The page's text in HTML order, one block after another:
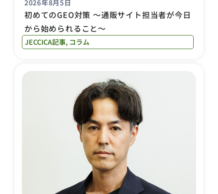
2026年8月5日
初めてのGEO対策 〜通販サイト担当者が今日
から始められること〜
JECCICA記事, コラム